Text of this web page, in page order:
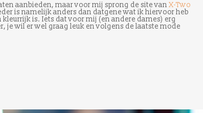
aanbieden, maar voor mij sprong de site van X-Two
is namelijk anders dan datgene wat ik hiervoor heb
is. Iets dat voor mij (en andere dames) erg
je wil er wel graag leuk en volgens de laatste mode